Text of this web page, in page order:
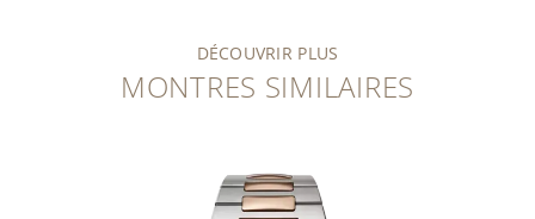
DÉCOUVRIR PLUS
MONTRES SIMILAIRES